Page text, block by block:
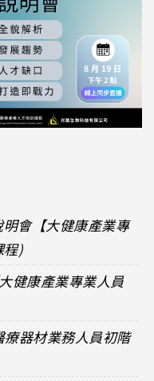
會【大健康產業專
程)
健康產業專業人員
療器材業務人員初階